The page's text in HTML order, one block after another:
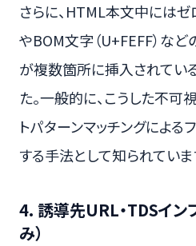
さらに、HTML本文中にはゼ
やBOM文字（U+FEFF）な
が複数箇所に挿入されてい
た。一般的に、こうした不可
トパターンマッチングによる
する手法として知られていま
4. 誘導先URL・TDSイン
み）